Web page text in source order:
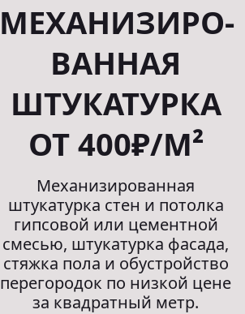
МЕХАНИЗИРО­
ВАННАЯ
ШТУКАТУРКА
ОТ 400₽/М²
Механизированная
штукатурка стен и потолка
гипсовой или цементной
смесью, штукатурка фасада,
стяжка пола и обустройство
перегородок по низкой цене
за квадратный метр.